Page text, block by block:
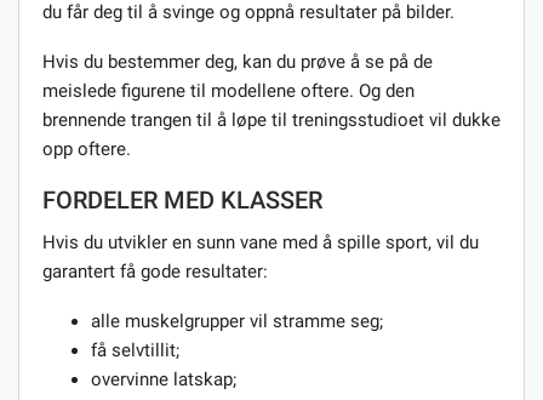
du får deg til å svinge og oppnå resultater på bilder.
Hvis du bestemmer deg, kan du prøve å se på de
meislede figurene til modellene oftere. Og den
brennende trangen til å løpe til treningsstudioet vil dukke
opp oftere.
FORDELER MED KLASSER
Hvis du utvikler en sunn vane med å spille sport, vil du
garantert få gode resultater:
alle muskelgrupper vil stramme seg;
få selvtillit;
overvinne latskap;